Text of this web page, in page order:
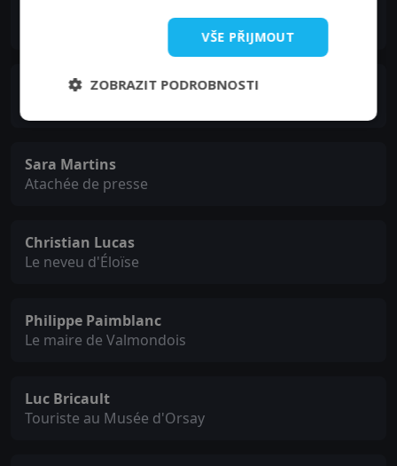
Le commissaire de police
Marc Voinchet
Sara Martins
Atachée de presse
Christian Lucas
Le neveu d'Éloïse
Philippe Paimblanc
Le maire de Valmondois
Luc Bricault
Touriste au Musée d'Orsay
VŠE PŘIJMOUT
ZOBRAZIT PODROBNOSTI